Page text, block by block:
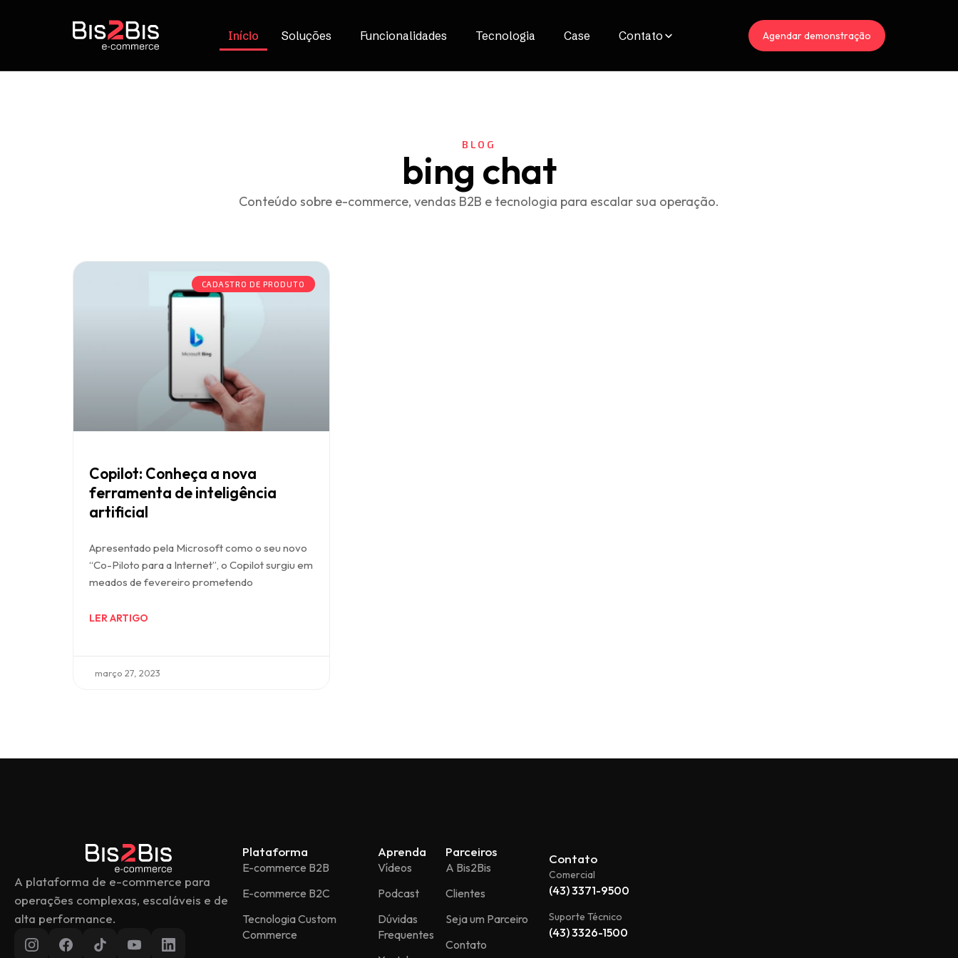
Início Soluções Funcionalidades Tecnologia Case Contato Agendar demonstração
BLOG
bing chat
Conteúdo sobre e-commerce, vendas B2B e tecnologia para escalar sua operação.
CADASTRO DE PRODUTO
Copilot: Conheça a nova
ferramenta de inteligência
artificial
Apresentado pela Microsoft como o seu novo
“Co-Piloto para a Internet”, o Copilot surgiu em
meados de fevereiro prometendo
LER ARTIGO
março 27, 2023
A plataforma de e-commerce para
operações complexas, escaláveis e de
alta performance.
Plataforma
E-commerce B2B
E-commerce B2C
Tecnologia Custom
Commerce
Aprenda
Vídeos
Podcast
Dúvidas
Frequentes
Parceiros
A Bis2Bis
Clientes
Seja um Parceiro
Contato
Contato
Comercial
(43) 3371-9500
Suporte Técnico
(43) 3326-1500